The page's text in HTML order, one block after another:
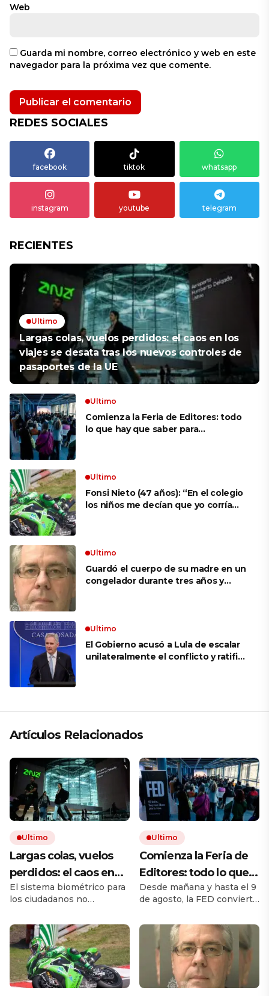
Web
Guarda mi nombre, correo electrónico y web en este
navegador para la próxima vez que comente.
REDES SOCIALES
facebook tiktok whatsapp
instagram youtube telegram
RECIENTES
Ultimo
Largas colas, vuelos perdidos: el caos en los
viajes se desata tras los nuevos controles de
pasaportes de la UE
Ultimo
Comienza la Feria de Editores: todo
lo que hay que saber para
Ultimo
Fonsi Nieto (47 años): “En el colegio
los niños me decían que yo corría
Ultimo
Guardó el cuerpo de su madre en un
congelador durante tres años y
Ultimo
El Gobierno acusó a Lula de escalar
unilateralmente el conflicto y ratificó
Artículos Relacionados
Ultimo
Largas colas, vuelos
perdidos: el caos en
los viajes se desata
tras los nuevos
controles de
pasaportes de la UE
El sistema biométrico para
los ciudadanos no
provocando largos retrasos
y malhumor en los
aeropuertos. Las
autoridades afirman que
esta puesta en marcha, que
ha tenido algunos
Ultimo
Comienza la Feria de
Editores: todo lo que
hay que saber para
aprovechar la visita
Desde mañana y hasta el 9
de agosto, la FED convierte
punto de encuentro del
libro independiente. La
muestra reúne sellos de la
Argentina y del exterior,
actividades y propuestas
para lectores, libreros y